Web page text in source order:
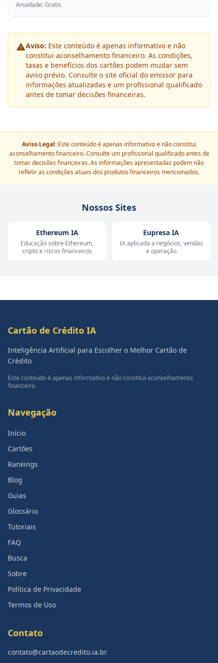
Anuidade: Gratis
Aviso: Este conteúdo é apenas informativo e não
constitui aconselhamento financeiro. As condições,
taxas e benefícios dos cartões podem mudar sem
aviso prévio. Consulte o site oficial do emissor para
informações atualizadas e um profissional qualificado
antes de tomar decisões financeiras.
Aviso Legal: Este conteúdo é apenas informativo e não constitui
aconselhamento financeiro. Consulte um profissional qualificado antes de
tomar decisões financeiras. As informações apresentadas podem não
refletir as condições atuais dos produtos financeiros mencionados.
Nossos Sites
Ethereum IA
Educação sobre Ethereum,
cripto e riscos financeiros
Eupresa IA
IA aplicada a negócios, vendas
e operação
Cartão de Crédito IA
Inteligência Artificial para Escolher o Melhor Cartão de
Crédito
Este conteúdo é apenas informativo e não constitui aconselhamento
financeiro.
Navegação
Início
Cartões
Rankings
Blog
Guias
Glossário
Tutoriais
FAQ
Busca
Sobre
Política de Privacidade
Termos de Uso
Contato
contato@cartaodecredito.ia.br